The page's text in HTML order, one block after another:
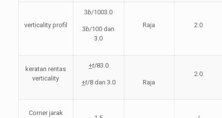
verticality profil
3b/1003.0
3b/100 dan
3.0
Raja 2.0
keratan rentas
verticality
+t/83.0
+t/8 dan 3.0 Raja
2.0
Corner jarak